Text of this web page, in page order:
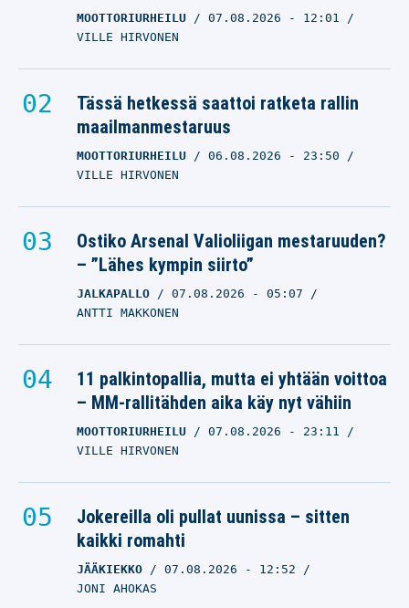
MOOTTORIURHEILU 07.08.2026 - 12:01
VILLE HIRVONEN
Tässä hetkessä saattoi ratketa rallin
maailmanmestaruus
MOOTTORIURHEILU 06.08.2026 - 23:50
VILLE HIRVONEN
Ostiko Arsenal Valioliigan mestaruuden?
– ”Lähes kympin siirto”
JALKAPALLO 07.08.2026 - 05:07
ANTTI MAKKONEN
11 palkintopallia, mutta ei yhtään voittoa
– MM-rallitähden aika käy nyt vähiin
MOOTTORIURHEILU 07.08.2026 - 23:11
VILLE HIRVONEN
Jokereilla oli pullat uunissa – sitten
kaikki romahti
JÄÄKIEKKO 07.08.2026 - 12:52
JONI AHOKAS